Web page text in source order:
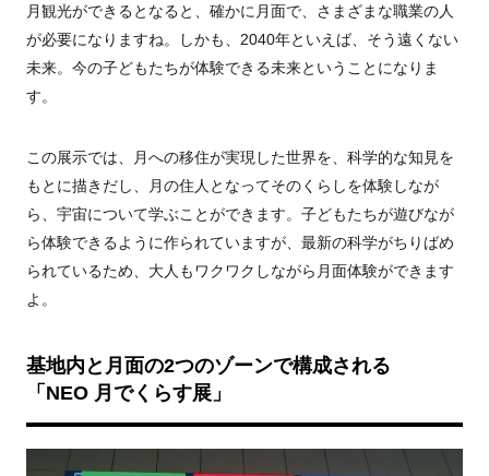
月観光ができるとなると、確かに月面で、さまざまな職業の人
が必要になりますね。しかも、 2040年といえば、そう遠くない
未来。今の子どもたちが体験できる未来ということになりま
す。
この展示では、月への移住が実現した世界を、科学的な知見を
もとに描きだし、月の住人となってそのくらしを体験しなが
ら、宇宙について学ぶことができます。子どもたちが遊びなが
ら体験できるように作られていますが、最新の科学がちりばめ
られているため、大人もワクワクしながら月面体験ができます
よ。
基地内と月面の2つのゾーンで構成される
「 NEO 月でくらす展」